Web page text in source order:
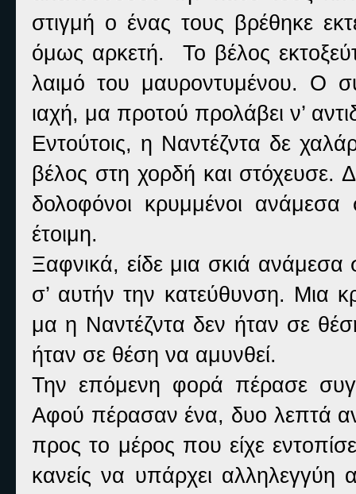
στιγμή ο ένας τους βρέθηκε
όμως αρκετή. Το βέλος
λαιμό του μαυροντυμένου. Ο
ιαχή, μα προτού προλάβει ν’
Εντούτοις, η Ναντέζντα δε
βέλος στη χορδή και στόχευσε.
δολοφόνοι κρυμμένοι
έτοιμη.
Ξαφνικά, είδε μια σκιά ανάμεσα
σ’ αυτήν την κατεύθυνση. Μια
μα η Ναντέζντα δεν ήταν σε
ήταν σε θέση να αμυνθεί.
Την επόμενη φορά πέρασε
Αφού πέρασαν ένα, δυο λεπτά
προς το μέρος που είχε
κανείς να υπάρχει